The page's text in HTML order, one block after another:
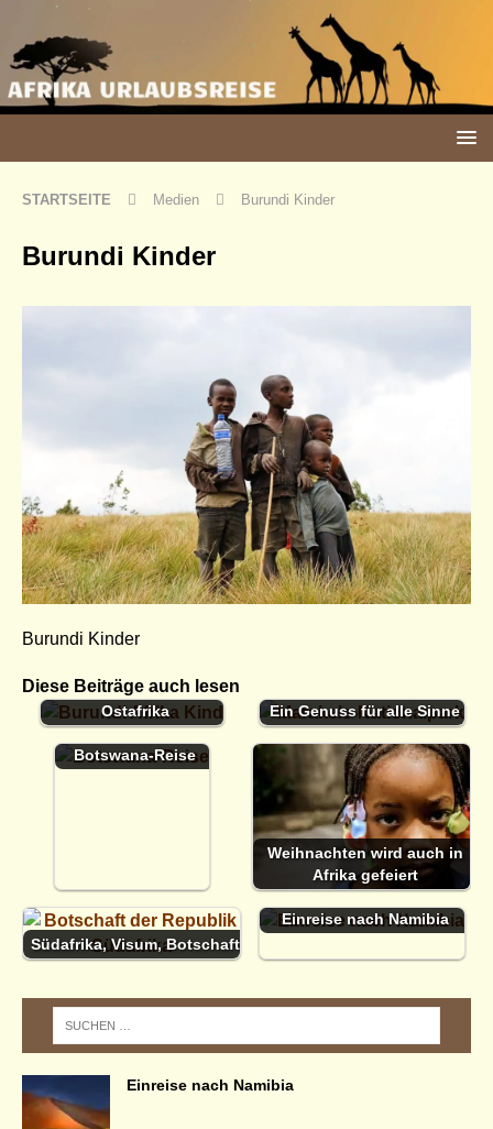
STARTSEITE Medien Burundi Kinder
Burundi Kinder
Burundi Kinder
Diese Beiträge auch lesen
Burundi Republik in
Ostafrika
Ein Genuss für alle Sinne
Dokumente für eine
Botswana-Reise
Weihnachten wird auch in
Afrika gefeiert
Südafrika, Visum, Botschaft
Einreise nach Namibia
Einreise nach Namibia